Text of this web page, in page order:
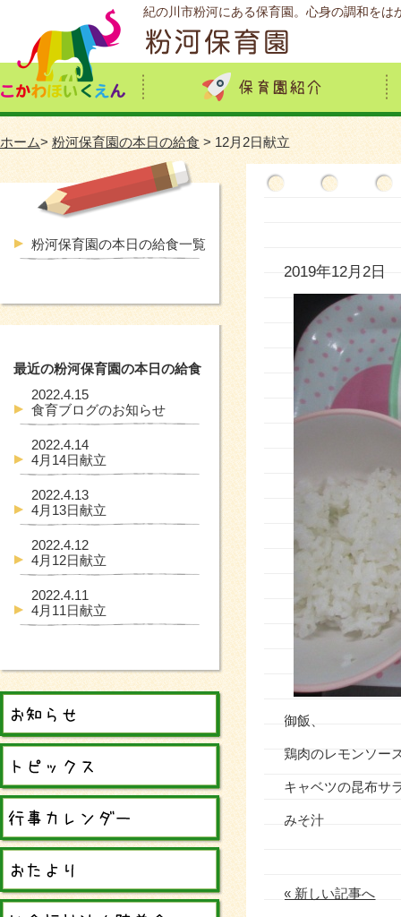
紀の川市粉河にある保育園。心身の調和を
ホーム> 粉河保育園の本日の給食 > 12月2日献立
2019年12月2日
御飯、
鶏肉のレモンソー
キャベツの昆布サ
みそ汁
« 新しい記事へ
粉河保育園の本日の給食一覧
最近の粉河保育園の本日の給食
2022.4.15
食育ブログのお知らせ
2022.4.14
4月14日献立
2022.4.13
4月13日献立
2022.4.12
4月12日献立
2022.4.11
4月11日献立